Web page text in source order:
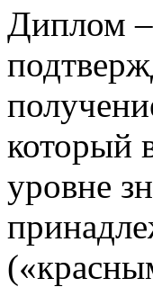
Диплом –
который
уровне